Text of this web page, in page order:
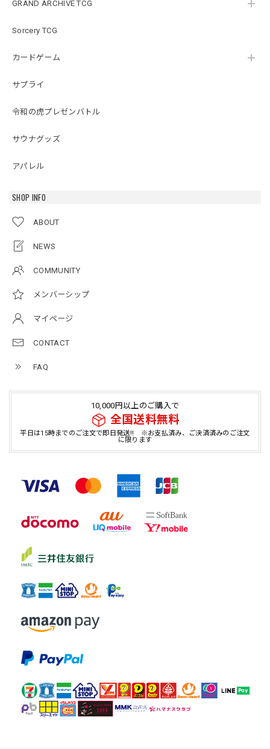
GRAND ARCHIVE TCG
Sorcery TCG
カードゲーム
サプライ
令和の虎プレゼンバトル
サウナグッズ
アパレル
SHOP INFO
ABOUT
NEWS
COMMUNITY
メンバーシップ
マイページ
CONTACT
FAQ
10,000円以上のご購入で
全国送料無料
平日は15時までのご注文で即日発送!! ※お支払済み、ご決済済みのご注文
に限ります